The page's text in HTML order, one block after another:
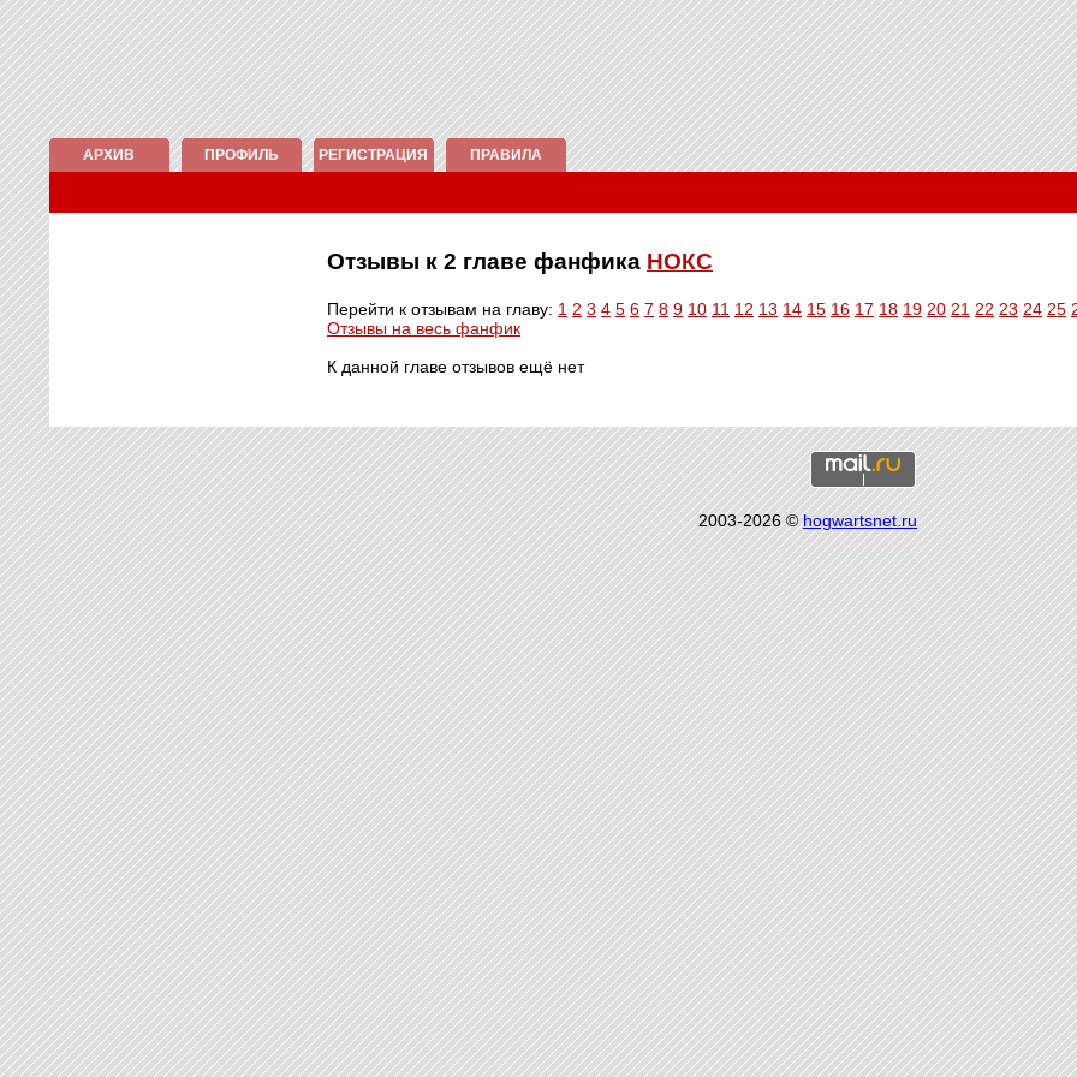
АРХИВ ПРОФИЛЬ РЕГИСТРАЦИЯ ПРАВИЛА
Отзывы к 2 главе фанфика НОКС
Перейти к отзывам на главу: 1 2 3 4 5 6 7 8 9 10 11 12 13 14 15 16 17 18 19 20 21 22 23 24 25
Отзывы на весь фанфик
К данной главе отзывов ещё нет
2003-2026 ©hogwartsnet.ru